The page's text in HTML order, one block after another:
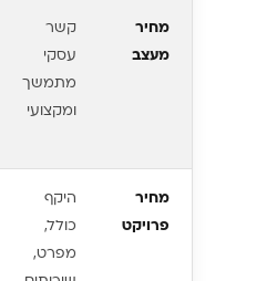
מחיר
מעצב
קשר
עסקי
מתמשך
ומקצועי
מחיר
פרויקט
היקף
כולל,
מפרט,